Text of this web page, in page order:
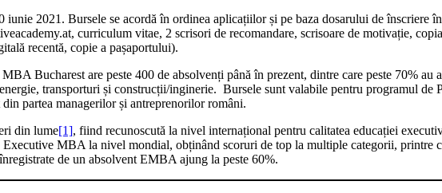
iunie 2021. Bursele se acordă în ordinea aplicațiilor și pe baza dosarului de înscriere
curriculum vitae, 2 scrisori de recomandare, scrisoare de motivație,
recentă, copie a pașaportului).
Bucharest are peste 400 de absolvenți până în prezent, dintre care peste 70%
transporturi și construcții/inginerie. Bursele sunt valabile pentru programul
partea managerilor și antreprenorilor români.
din lume[1], fiind recunoscută la nivel internațional pentru calitatea educației
MBA la nivel mondial, obținând scoruri de top la multiple categorii, printre
de un absolvent EMBA ajung la peste 60%.